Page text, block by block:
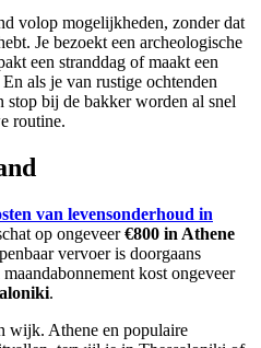
volop mogelijkheden, zonder dat
Je bezoekt een archeologische
een stranddag of maakt een
als je van rustige ochtenden
stop bij de bakker worden al snel
routine.
van levensonderhoud in
op ongeveer€800 in Athene
vervoer is doorgaans
kost ongeveer
.
wijk. Athene en populaire